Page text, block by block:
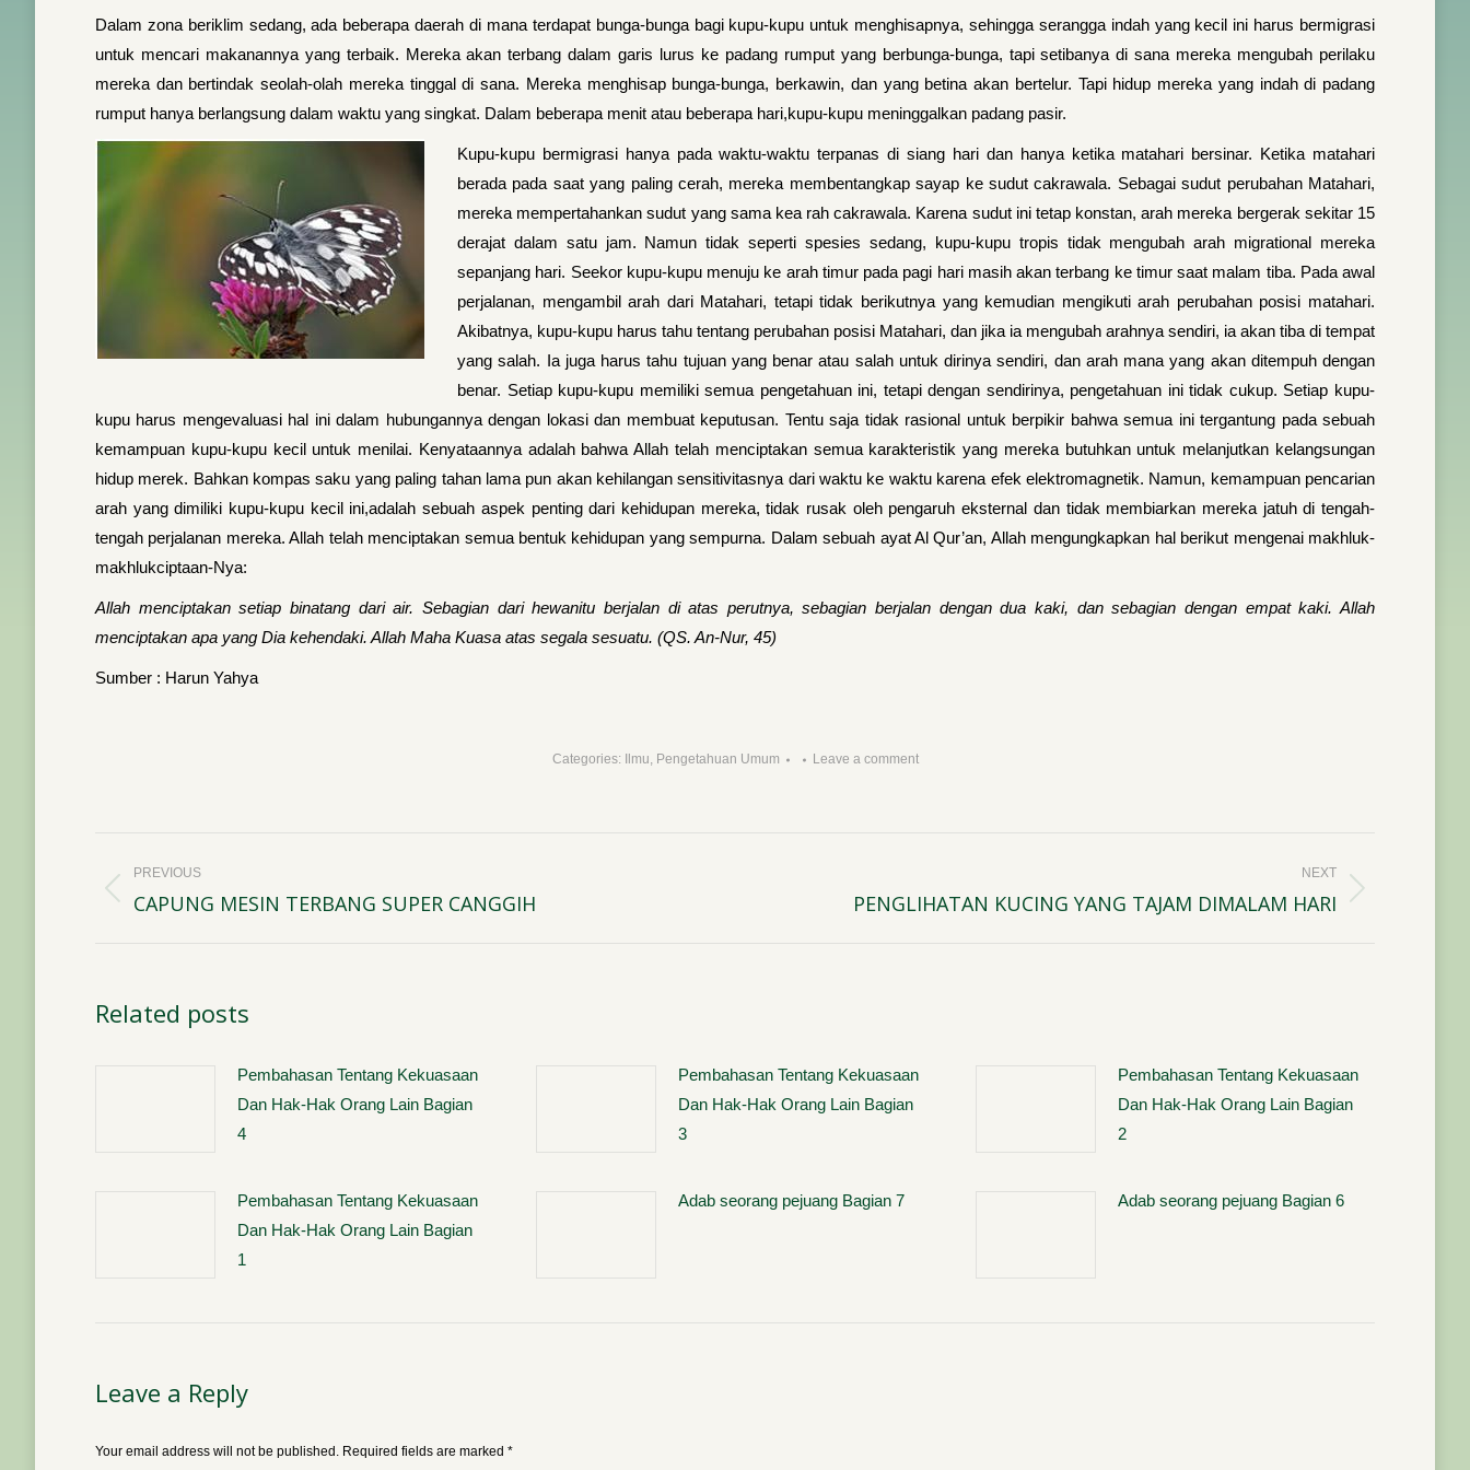
Dalam zona beriklim sedang, ada beberapa daerah di mana terdapat bunga-bunga bagi kupu-kupu untuk menghisapnya, sehingga serangga indah yang kecil ini harus bermigrasi
untuk mencari makanannya yang terbaik. Mereka akan terbang dalam garis lurus ke padang rumput yang berbunga-bunga, tapi setibanya di sana mereka mengubah perilaku
mereka dan bertindak seolah-olah mereka tinggal di sana. Mereka menghisap bunga-bunga, berkawin, dan yang betina akan bertelur. Tapi hidup mereka yang indah di padang
rumput hanya berlangsung dalam waktu yang singkat. Dalam beberapa menit atau beberapa hari,kupu-kupu meninggalkan padang pasir.
Kupu-kupu bermigrasi hanya pada waktu-waktu terpanas di siang hari dan hanya ketika matahari bersinar. Ketika matahari
berada pada saat yang paling cerah, mereka membentangkap sayap ke sudut cakrawala. Sebagai sudut perubahan Matahari,
mereka mempertahankan sudut yang sama kea rah cakrawala. Karena sudut ini tetap konstan, arah mereka bergerak sekitar 15
derajat dalam satu jam. Namun tidak seperti spesies sedang, kupu-kupu tropis tidak mengubah arah migrational mereka
sepanjang hari. Seekor kupu-kupu menuju ke arah timur pada pagi hari masih akan terbang ke timur saat malam tiba. Pada awal
perjalanan, mengambil arah dari Matahari, tetapi tidak berikutnya yang kemudian mengikuti arah perubahan posisi matahari.
Akibatnya, kupu-kupu harus tahu tentang perubahan posisi Matahari, dan jika ia mengubah arahnya sendiri, ia akan tiba di tempat
yang salah. Ia juga harus tahu tujuan yang benar atau salah untuk dirinya sendiri, dan arah mana yang akan ditempuh dengan
benar. Setiap kupu-kupu memiliki semua pengetahuan ini, tetapi dengan sendirinya, pengetahuan ini tidak cukup. Setiap kupu-
kupu harus mengevaluasi hal ini dalam hubungannya dengan lokasi dan membuat keputusan. Tentu saja tidak rasional untuk berpikir bahwa semua ini tergantung pada sebuah
kemampuan kupu-kupu kecil untuk menilai. Kenyataannya adalah bahwa Allah telah menciptakan semua karakteristik yang mereka butuhkan untuk melanjutkan kelangsungan
hidup merek. Bahkan kompas saku yang paling tahan lama pun akan kehilangan sensitivitasnya dari waktu ke waktu karena efek elektromagnetik. Namun, kemampuan pencarian
arah yang dimiliki kupu-kupu kecil ini,adalah sebuah aspek penting dari kehidupan mereka, tidak rusak oleh pengaruh eksternal dan tidak membiarkan mereka jatuh di tengah-
tengah perjalanan mereka. Allah telah menciptakan semua bentuk kehidupan yang sempurna. Dalam sebuah ayat Al Qur’an, Allah mengungkapkan hal berikut mengenai makhluk-
makhlukciptaan-Nya:
Allah menciptakan setiap binatang dari air. Sebagian dari hewanitu berjalan di atas perutnya, sebagian berjalan dengan dua kaki, dan sebagian dengan empat kaki. Allah
menciptakan apa yang Dia kehendaki. Allah Maha Kuasa atas segala sesuatu. (QS. An-Nur, 45)
Sumber : Harun Yahya
Categories: Ilmu, Pengetahuan Umum Leave a comment
Post
navigation
PREVIOUS
Previous
CAPUNG MESIN TERBANG SUPER CANGGIH
NEXT
PENGLIHATAN KUCING YANG TAJAM DIMALAM HARI
Related posts
Pembahasan Tentang Kekuasaan
Dan Hak-Hak Orang Lain Bagian
4
Pembahasan Tentang Kekuasaan
Dan Hak-Hak Orang Lain Bagian
3
Pembahasan Tentang Kekuasaan
Dan Hak-Hak Orang Lain Bagian
2
Pembahasan Tentang Kekuasaan
Dan Hak-Hak Orang Lain Bagian
1
Adab seorang pejuang Bagian 7 Adab seorang pejuang Bagian 6
Leave a Reply
Your email address will not be published. Required fields are marked *